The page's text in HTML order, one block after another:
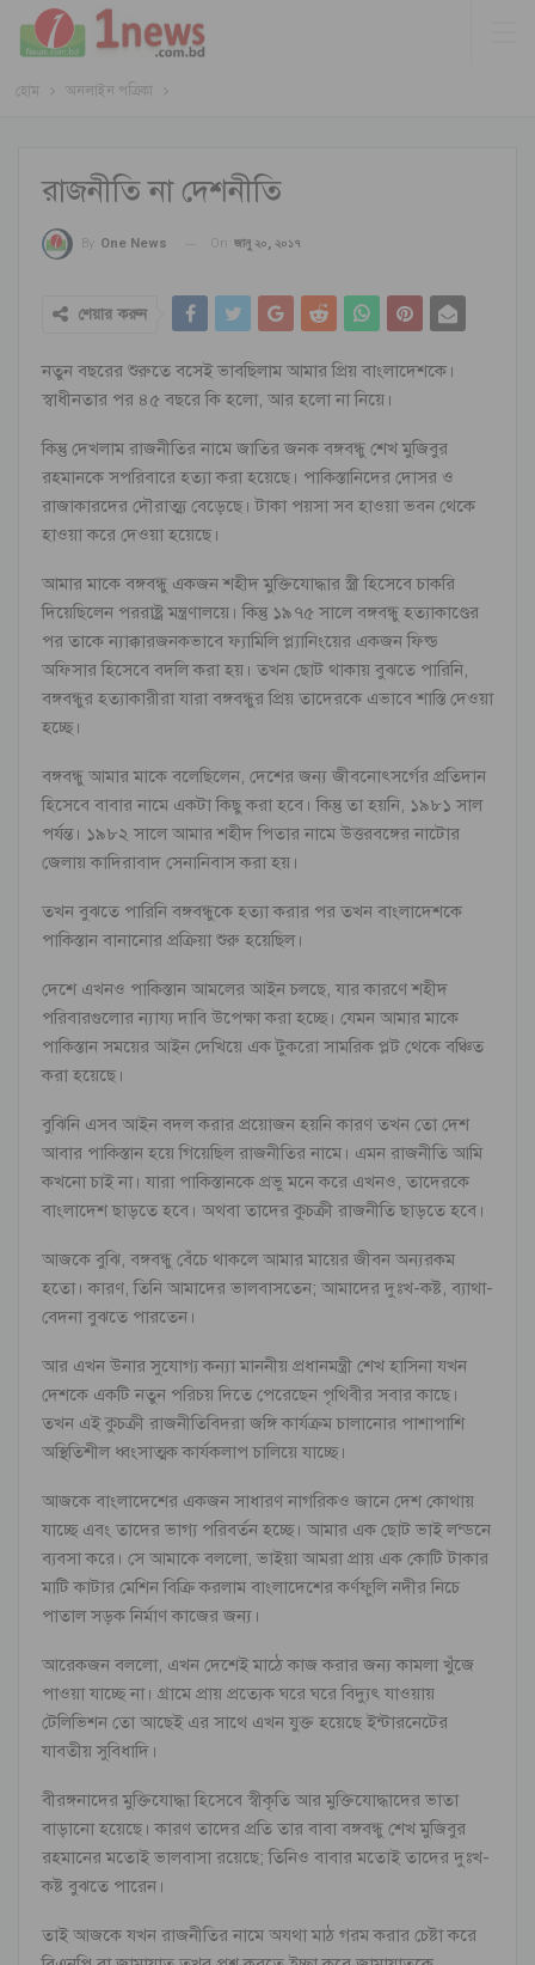
হোম অনলাইন পত্রিকা
রাজনীতি না দেশনীতি
By One News On জানু ২০, ২০১৭
শেয়ার করুন
নতুন বছরের শুরুতে বসেই ভাবছিলাম আমার প্রিয় বাংলাদেশকে।
স্বাধীনতার পর ৪৫ বছরে কি হলো, আর হলো না নিয়ে।
কিন্তু দেখলাম রাজনীতির নামে জাতির জনক বঙ্গবন্ধু শেখ মুজিবুর
রহমানকে সপরিবারে হত্যা করা হয়েছে। পাকিস্তানিদের দোসর ও
রাজাকারদের দৌরাত্ম্য বেড়েছে। টাকা পয়সা সব হাওয়া ভবন থেকে
হাওয়া করে দেওয়া হয়েছে।
আমার মাকে বঙ্গবন্ধু একজন শহীদ মুক্তিযোদ্ধার স্ত্রী হিসেবে চাকরি
দিয়েছিলেন পররাষ্ট্র মন্ত্রণালয়ে। কিন্তু ১৯৭৫ সালে বঙ্গবন্ধু হত্যাকাণ্ডের
পর তাকে ন্যাক্কারজনকভাবে ফ্যামিলি প্ল্যানিংয়ের একজন ফিল্ড
অফিসার হিসেবে বদলি করা হয়। তখন ছোট থাকায় বুঝতে পারিনি,
বঙ্গবন্ধুর হত্যাকারীরা যারা বঙ্গবন্ধুর প্রিয় তাদেরকে এভাবে শাস্তি দেওয়া
হচ্ছে।
বঙ্গবন্ধু আমার মাকে বলেছিলেন, দেশের জন্য জীবনোৎসর্গের প্রতিদান
হিসেবে বাবার নামে একটা কিছু করা হবে। কিন্তু তা হয়নি, ১৯৮১ সাল
পর্যন্ত। ১৯৮২ সালে আমার শহীদ পিতার নামে ‍উত্তরবঙ্গের নাটোর
জেলায় কাদিরাবাদ সেনানিবাস করা হয়।
তখন বুঝতে পারিনি বঙ্গবন্ধুকে হত্যা করার পর তখন বাংলাদেশকে
পাকিস্তান বানানোর প্রক্রিয়া শুরু হয়েছিল।
দেশে এখনও পাকিস্তান আমলের আইন চলছে, যার কারণে শহীদ
পরিবারগুলোর ন্যায্য দাবি উপেক্ষা করা হচ্ছে। যেমন আমার মাকে
পাকিস্তান সময়ের আইন দেখিয়ে এক টুকরো সামরিক প্লট থেকে বঞ্চিত
করা হয়েছে।
বুঝিনি এসব আইন বদল করার প্রয়োজন হয়নি কারণ তখন তো দেশ
আবার পাকিস্তান হয়ে গিয়েছিল রাজনীতির নামে। এমন রাজনীতি আমি
কখনো চাই না। যারা পাকিস্তানকে প্রভু মনে করে এখনও, তাদেরকে
বাংলাদেশ ছাড়তে হবে। অথবা তাদের কুচক্রী রাজনীতি ছাড়তে হবে।
আজকে বুঝি, বঙ্গবন্ধু বেঁচে থাকলে আমার মায়ের জীবন অন্যরকম
হতো। কারণ, তিনি আমাদের ভালবাসতেন; আমাদের দুঃখ-কষ্ট, ব্যাথা-
বেদনা বুঝতে পারতেন।
আর এখন উনার সুযোগ্য কন্যা মাননীয় প্রধানমন্ত্রী শেখ হাসিনা যখন
দেশকে একটি নতুন পরিচয় দিতে পেরেছেন পৃথিবীর সবার কাছে।
তখন এই কুচক্রী রাজনীতিবিদরা জঙ্গি কার্যক্রম চালানোর পাশাপাশি
অস্থিতিশীল ধ্বংসাত্মক কার্যকলাপ চালিয়ে যাচ্ছে।
আজকে বাংলাদেশের একজন সাধারণ নাগরিকও জানে দেশ কোথায়
যাচ্ছে এবং তাদের ভাগ্য পরিবর্তন হচ্ছে। আমার এক ছোট ভাই লন্ডনে
ব্যবসা করে। সে আমাকে বললো, ভাইয়া আমরা প্রায় এক কোটি টাকার
মাটি কাটার মেশিন বিক্রি করলাম বাংলাদেশের কর্ণফুলি নদীর নিচে
পাতাল সড়ক নির্মাণ কাজের জন্য।
আরেকজন বললো, এখন দেশেই মাঠে কাজ করার জন্য কামলা খুঁজে
পাওয়া যাচ্ছে না। গ্রামে প্রায় প্রত্যেক ঘরে ঘরে বিদ্যুৎ যাওয়ায়
টেলিভিশন তো আছেই এর সাথে এখন যুক্ত হয়েছে ইন্টারনেটের
যাবতীয় সুবিধাদি।
বীরঙ্গনাদের মুক্তিযোদ্ধা হিসেবে স্বীকৃতি আর মুক্তিযোদ্ধাদের ভাতা
বাড়ানো হয়েছে। কারণ তাদের প্রতি তার বাবা বঙ্গবন্ধু শেখ মুজিবুর
রহমানের মতোই ভালবাসা রয়েছে; তিনিও বাবার মতোই তাদের দুঃখ-
কষ্ট বুঝতে পারেন।
তাই আজকে যখন রাজনীতির নামে অযথা মাঠ গরম করার চেষ্টা করে